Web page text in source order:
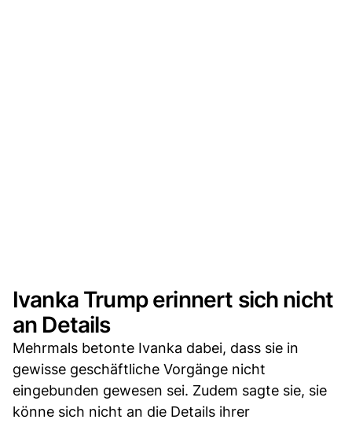
Ivanka Trump erinnert sich nicht
an Details
Mehrmals betonte Ivanka dabei, dass sie in
gewisse geschäftliche Vorgänge nicht
eingebunden gewesen sei. Zudem sagte sie, sie
könne sich nicht an die Details ihrer